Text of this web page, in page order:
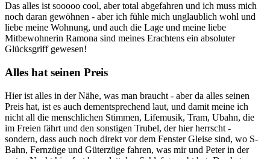
Das alles ist sooooo cool, aber total abgefahren und ich muss mich
noch daran gewöhnen - aber ich fühle mich unglaublich wohl und
liebe meine Wohnung, und auch die Lage und meine liebe
Mitbewohnerin Ramona sind meines Erachtens ein absoluter
Glücksgriff gewesen!
Alles hat seinen Preis
Hier ist alles in der Nähe, was man braucht - aber da alles seinen
Preis hat, ist es auch dementsprechend laut, und damit meine ich
nicht all die menschlichen Stimmen, Lifemusik, Tram, Ubahn, die
im Freien fährt und den sonstigen Trubel, der hier herrscht -
sondern, dass auch noch direkt vor dem Fenster Gleise sind, wo S-
Bahn, Fernzüge und Güterzüge fahren, was mir und Peter in der